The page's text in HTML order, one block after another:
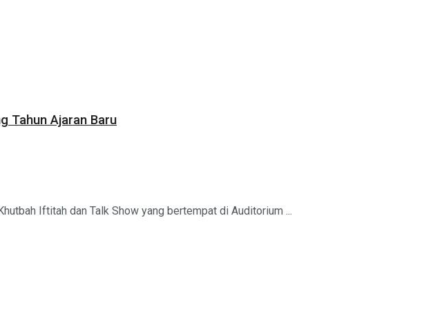
Tahun Ajaran Baru
Iftitah dan Talk Show yang bertempat di Auditorium ...